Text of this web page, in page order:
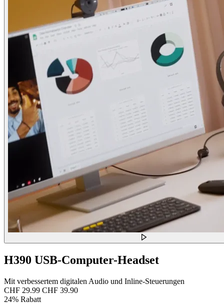
H390 USB-Computer-Headset
Mit verbessertem digitalen Audio und Inline-Steuerungen
CHF 29.99 CHF 39.90
24% Rabatt